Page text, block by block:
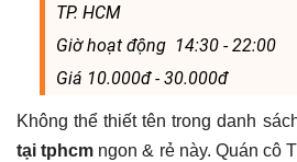
TP. HCM
Giờ hoạt động 14:30 - 22:00
Giá 10.000đ - 30.000đ
Không thể thiết tên trong danh
tại tphcm ngon & rẻ này. Quán cô